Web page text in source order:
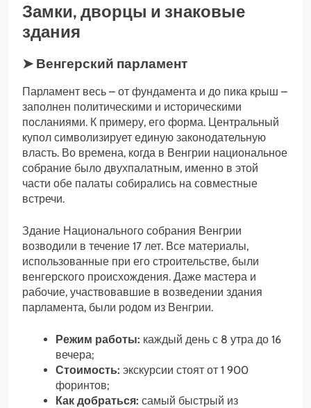
Замки, дворцы и знаковые
здания
➤ Венгерский парламент
Парламент весь – от фундамента и до пика крыш –
заполнен политическими и историческими
посланиями. К примеру, его форма. Центральный
купол символизирует единую законодательную
власть. Во времена, когда в Венгрии национальное
собрание было двухпалатным, именно в этой
части обе палаты собирались на совместные
встречи.
Здание Национального собрания Венгрии
возводили в течение 17 лет. Все материалы,
использованные при его строительстве, были
венгерского происхождения. Даже мастера и
рабочие, участвовавшие в возведении здания
парламента, были родом из Венгрии.
Режим работы: каждый день с 8 утра до 16
вечера;
Стоимость: экскурсии стоят от 1 900
форинтов;
Как добраться: самый быстрый из